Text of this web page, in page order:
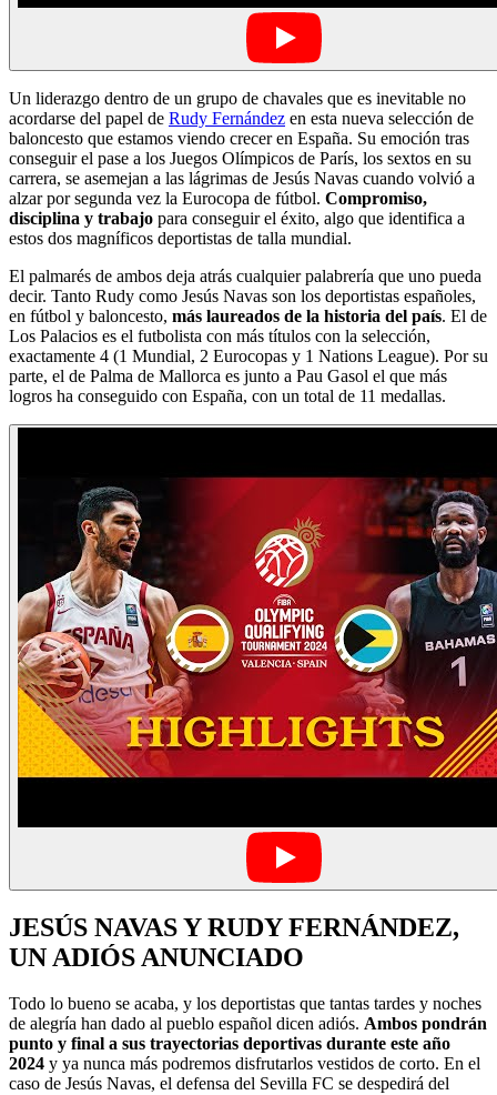
Un liderazgo dentro de un grupo de chavales que es inevitable no
acordarse del papel de Rudy Fernández en esta nueva selección de
baloncesto que estamos viendo crecer en España. Su emoción tras
conseguir el pase a los Juegos Olímpicos de París, los sextos en su
carrera, se asemejan a las lágrimas de Jesús Navas cuando volvió a
alzar por segunda vez la Eurocopa de fútbol. Compromiso,
disciplina y trabajo para conseguir el éxito, algo que identifica a
estos dos magníficos deportistas de talla mundial.
El palmarés de ambos deja atrás cualquier palabrería que uno pueda
decir. Tanto Rudy como Jesús Navas son los deportistas españoles,
en fútbol y baloncesto, más laureados de la historia del país. El de
Los Palacios es el futbolista con más títulos con la selección,
exactamente 4 (1 Mundial, 2 Eurocopas y 1 Nations League). Por su
parte, el de Palma de Mallorca es junto a Pau Gasol el que más
logros ha conseguido con España, con un total de 11 medallas.
JESÚS NAVAS Y RUDY FERNÁNDEZ,
UN ADIÓS ANUNCIADO
Todo lo bueno se acaba, y los deportistas que tantas tardes y noches
de alegría han dado al pueblo español dicen adiós. Ambos pondrán
punto y final a sus trayectorias deportivas durante este año
2024 y ya nunca más podremos disfrutarlos vestidos de corto. En el
caso de Jesús Navas, el defensa del Sevilla FC se despedirá del